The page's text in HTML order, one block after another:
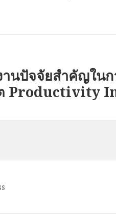
นปัจจัยสำคัญในก
Productivity